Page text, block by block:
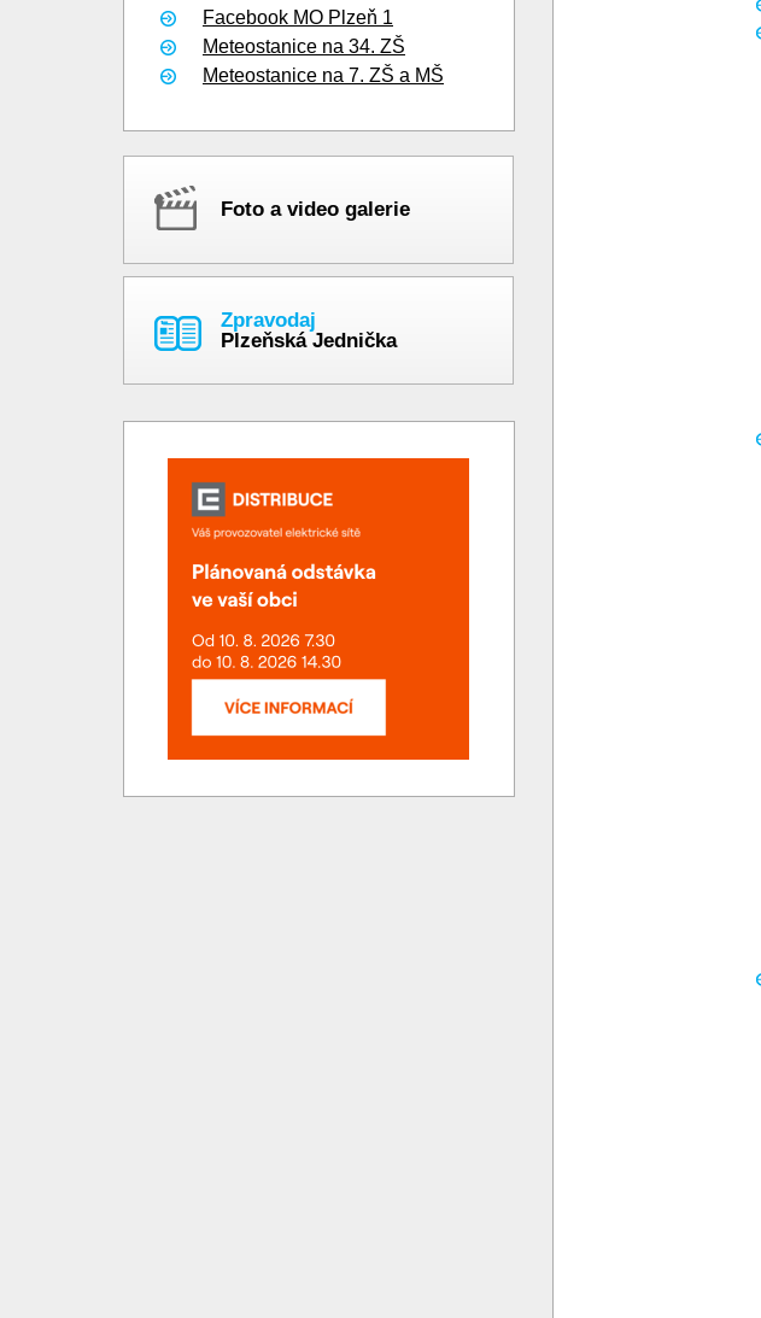
Facebook MO Plzeň 1
Meteostanice na 34. ZŠ
Meteostanice na 7. ZŠ a MŠ
Foto a video galerie
Zpravodaj
Plzeňská Jednička